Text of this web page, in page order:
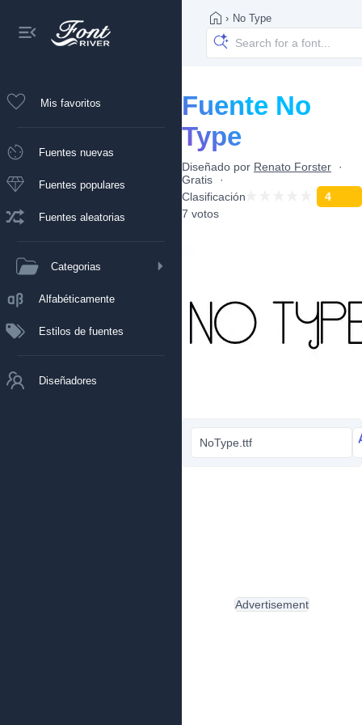
Mis favoritos
Fuentes nuevas
Fuentes populares
Fuentes aleatorias
Categorias
Alfabéticamente
Estilos de fuentes
Diseñadores
› No Type
Fuente No
Type
Diseñado por Renato Forster
Gratis
Clasificación
4
7 votos
NoType.ttf
Advertisement